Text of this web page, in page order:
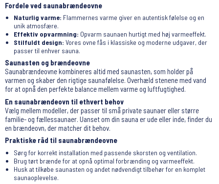
Fordele ved saunabrændeovne
Naturlig varme: Flammernes varme giver en autentisk følelse og en
unik atmosfære.
Effektiv opvarmning: Opvarm saunaen hurtigt med høj varmeeffekt.
Stilfuldt design: Vores ovne fås i klassiske og moderne udgaver, der
passer til enhver sauna.
Saunasten og brændeovne
Saunabrændeovne kombineres altid med saunasten, som holder på
varmen og skaber den rigtige saunafølelse. Overhæld stenene med vand
for at opnå den perfekte balance mellem varme og luftfugtighed.
En saunabrændeovn til ethvert behov
Vælg mellem modeller, der passer til små private saunaer eller større
familie- og fællessaunaer. Uanset om din sauna er ude eller inde, finder du
en brændeovn, der matcher dit behov.
Praktiske råd til saunabrændeovne
Sørg for korrekt installation med passende skorsten og ventilation.
Brug tørt brænde for at opnå optimal forbrænding og varmeeffekt.
Husk at tilkøbe saunasten og andet nødvendigt tilbehør for en komplet
saunaoplevelse.